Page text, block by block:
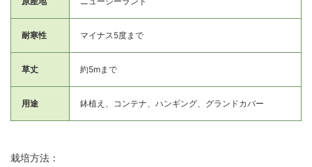
耐寒性 マイナス5度まで
草丈 約5mまで
用途 鉢植え、コンテナ、ハンギング、グランドカバー
栽培方法：